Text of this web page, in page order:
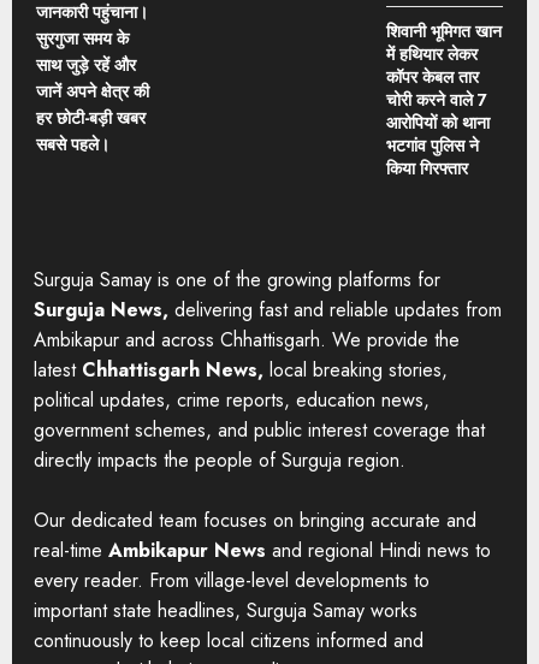
जानकारी पहुंचाना।
सुरगुजा समय के
साथ जुड़े रहें और
जानें अपने क्षेत्र की
हर छोटी-बड़ी खबर
सबसे पहले।
शिवानी भूमिगत खान
में हथियार लेकर
कॉपर केबल तार
चोरी करने वाले 7
आरोपियों को थाना
भटगांव पुलिस ने
किया गिरफ्तार
Surguja Samay is one of the growing platforms for
Surguja News, delivering fast and reliable updates from
Ambikapur and across Chhattisgarh. We provide the
latest Chhattisgarh News, local breaking stories,
political updates, crime reports, education news,
government schemes, and public interest coverage that
directly impacts the people of Surguja region.
Our dedicated team focuses on bringing accurate and
real-time Ambikapur News and regional Hindi news to
every reader. From village-level developments to
important state headlines, Surguja Samay works
continuously to keep local citizens informed and